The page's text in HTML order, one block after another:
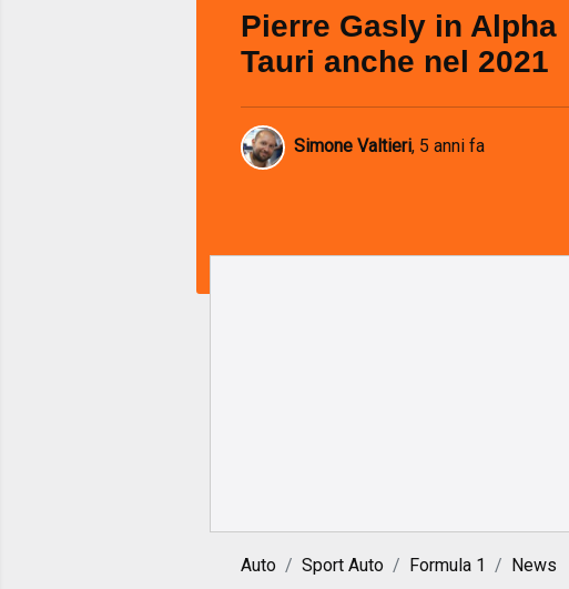
Pierre Gasly in Alpha
Tauri anche nel 2021
Simone Valtieri, 5 anni fa
Auto Sport Auto Formula 1 News